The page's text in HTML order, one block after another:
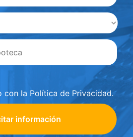
con la Política de Privacidad.